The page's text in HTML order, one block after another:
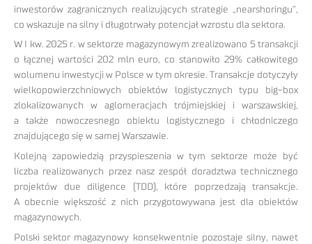
inwestorów zagranicznych realizujących strategie „nearshoringu”,
co wskazuje na silny i długotrwały potencjał wzrostu dla sektora.
W I kw. 2025 r. w sektorze magazynowym zrealizowano 5 transakcji
o łącznej wartości 202 mln euro, co stanowiło 29% całkowitego
wolumenu inwestycji w Polsce w tym okresie. Transakcje dotyczyły
wielkopowierzchniowych obiektów logistycznych typu big-box
zlokalizowanych w aglomeracjach trójmiejskiej i warszawskiej,
a także nowoczesnego obiektu logistycznego i chłodniczego
znajdującego się w samej Warszawie.
Kolejną zapowiedzią przyspieszenia w tym sektorze może być
liczba realizowanych przez nasz zespół doradztwa technicznego
projektów due diligence (TDD), które poprzedzają transakcje.
A obecnie większość z nich przygotowywana jest dla obiektów
magazynowych.
Polski sektor magazynowy konsekwentnie pozostaje silny, nawet